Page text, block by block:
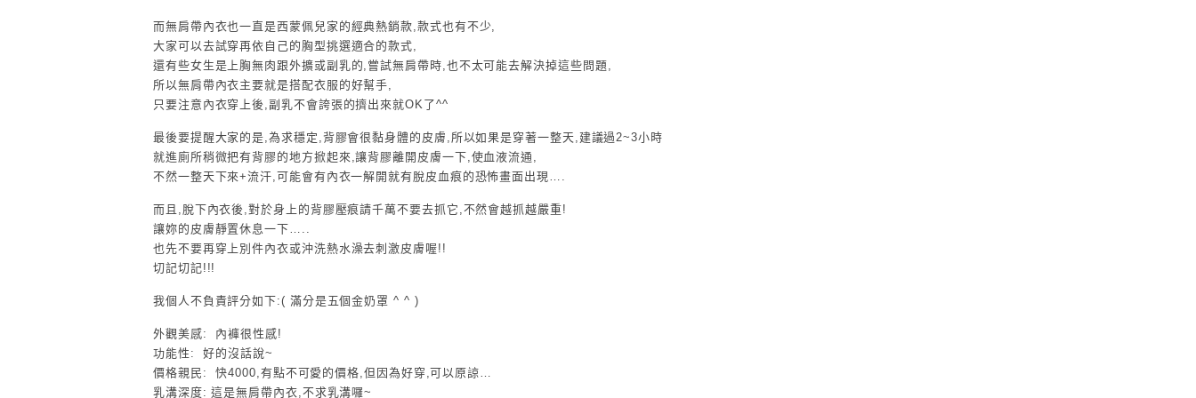
而無肩帶內衣也一直是西蒙佩兒家的經典熱銷款,款式也有不少,
大家可以去試穿再依自己的胸型挑選適合的款式,
還有些女生是上胸無肉跟外擴或副乳的,嘗試無肩帶時,也不太可能去解決掉這些問題,
所以無肩帶內衣主要就是搭配衣服的好幫手,
只要注意內衣穿上後,副乳不會誇張的擠出來就OK了^^
最後要提醒大家的是,為求穩定,背膠會很黏身體的皮膚,所以如果是穿著一整天,建議過2~3小時
就進廁所稍微把有背膠的地方掀起來,讓背膠離開皮膚一下,使血液流通,
不然一整天下來+流汗,可能會有內衣一解開就有脫皮血痕的恐怖畫面出現….
而且,脫下內衣後,對於身上的背膠壓痕請千萬不要去抓它,不然會越抓越嚴重!
讓妳的皮膚靜置休息一下…..
也先不要再穿上別件內衣或沖洗熱水澡去刺激皮膚喔!!
切記切記!!!
我個人不負責評分如下:( 滿分是五個金奶罩 ^ ^ )
外觀美感:
內褲很性感!
功能性:
好的沒話說~
價格親民:
快4000,有點不可愛的價格,但因為好穿,可以原諒…
乳溝深度: 這是無肩帶內衣,不求乳溝囉~